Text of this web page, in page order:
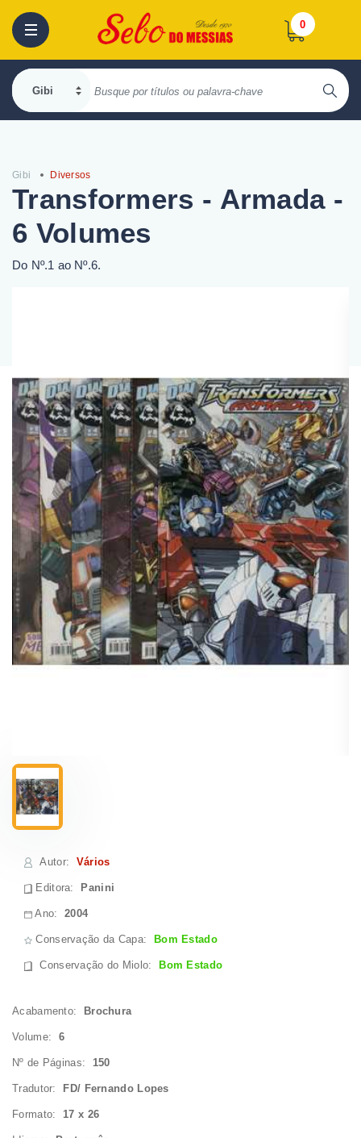
0
Gibi Diversos
Transformers - Armada -
6 Volumes
Do Nº.1 ao Nº.6.
Autor: Vários
Editora: Panini
Ano:2004
Conservação da Capa: Bom Estado
Conservação do Miolo: Bom Estado
Acabamento: Brochura
Volume: 6
Nº de Páginas: 150
Tradutor: FD/ Fernando Lopes
Formato: 17 x 26